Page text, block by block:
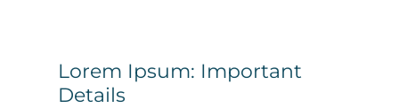
Lorem Ipsum: Important
Details